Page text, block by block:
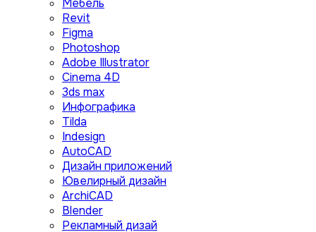
Мебель
Revit
Figma
Photoshop
Adobe Illustrator
Сinema 4D
3ds max
Инфографика
Tilda
Indesign
AutoCAD
Дизайн приложений
Ювелирный дизайн
ArchiCAD
Blender
Рекламный дизай